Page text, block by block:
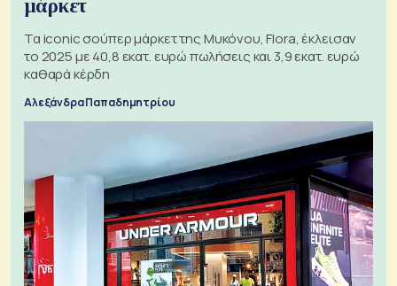
μάρκετ
Τα iconic σούπερ μάρκετ της Μυκόνου, Flora, έκλεισαν
το 2025 με 40,8 εκατ. ευρώ πωλήσεις και 3,9 εκατ. ευρώ
καθαρά κέρδη
Αλεξάνδρα Παπαδημητρίου